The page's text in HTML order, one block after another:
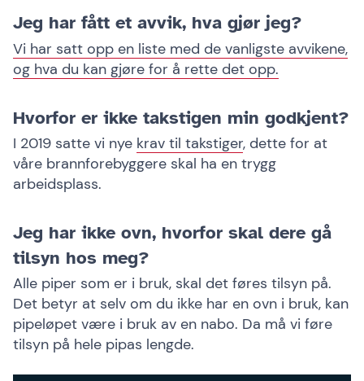
Jeg har fått et avvik, hva gjør jeg?
Vi har satt opp en liste med de vanligste avvikene,
og hva du kan gjøre for å rette det opp.
Hvorfor er ikke takstigen min godkjent?
I 2019 satte vi nye krav til takstiger, dette for at
våre brannforebyggere skal ha en trygg
arbeidsplass.
Jeg har ikke ovn, hvorfor skal dere gå
tilsyn hos meg?
Alle piper som er i bruk, skal det føres tilsyn på.
Det betyr at selv om du ikke har en ovn i bruk, kan
pipeløpet være i bruk av en nabo. Da må vi føre
tilsyn på hele pipas lengde.